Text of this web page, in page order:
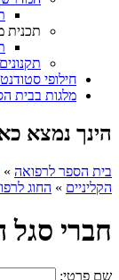
תכנית
חילופי
מלגות בבית
הינך נמצא
בית הספר לרפואה »
הקליניים » החוג
חברי סגל
שם פרטי: